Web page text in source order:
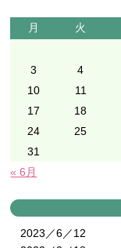
月 火
« 6月
3
4
10
11
17
18
24
25
31
2023／6／12